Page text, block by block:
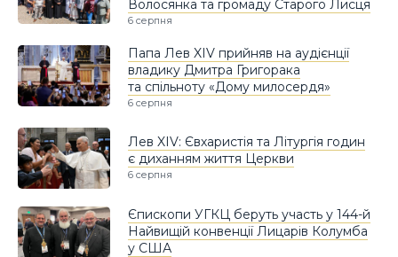
Волосянка та громаду Старого Лисця
6 серпня
Папа Лев XIV прийняв на аудієнції
владику Дмитра Григорака
та спільноту «Дому милосердя»
6 серпня
Лев XIV: Євхаристія та Літургія годин
є диханням життя Церкви
6 серпня
Єпископи УГКЦ беруть участь у 144-й
Найвищій конвенції Лицарів Колумба
у США